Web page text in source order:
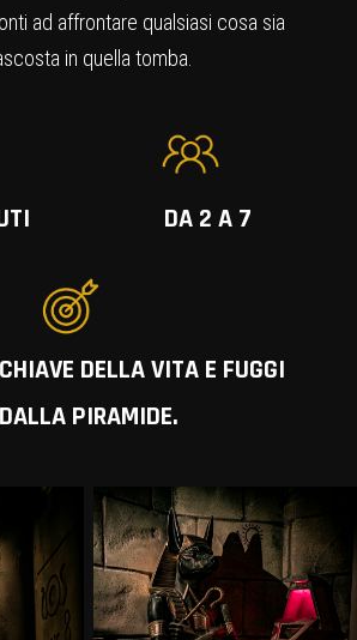
ad affrontare qualsiasi cosa sia
in quella tomba.
DA 2 A 7
DELLA VITA E FUGGI
DALLA PIRAMIDE.